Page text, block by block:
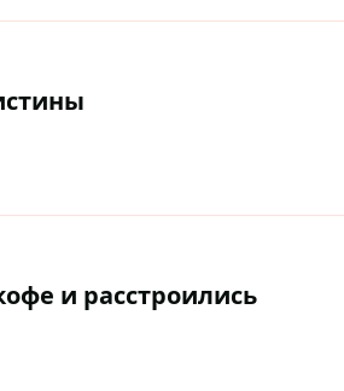
и расстроились